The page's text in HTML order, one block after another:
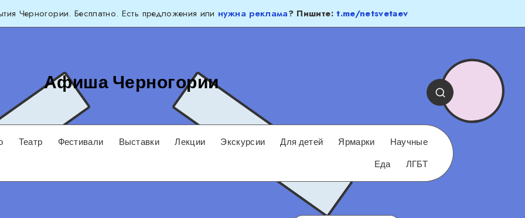
Черногории. Бесплатно. Есть предложения или нужна реклама? Пишите:t.me/netsvetaev
Афиша Черногории
Театр Фестивали Выставки Лекции Экскурсии Для детей Ярмарки
Научные
Еда
ЛГБТ